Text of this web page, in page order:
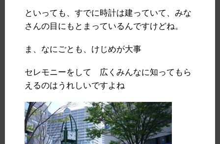
といっても、すでに時計は建っていて、みな
さんの目にもとまっているんですけどね。
ま、なにごとも、けじめが大事
セレモニーをして 広くみんなに知ってもら
えるのはうれしいですよね